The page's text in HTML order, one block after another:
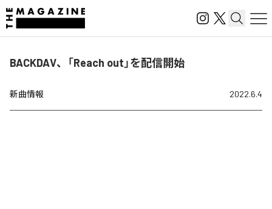
BACKDAV、「Reach out」を配信開始
新曲情報 2022.6.4